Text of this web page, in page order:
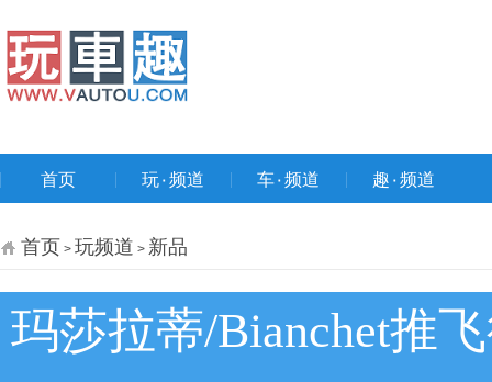
首页 玩۰频道 车۰频道 趣۰频道
首页 > 玩频道 > 新品
玛莎拉蒂/Bianchet推